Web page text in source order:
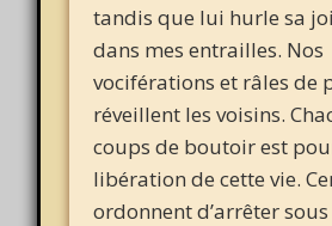
tandis que lui hurle sa
dans mes entrailles. Nos
vociférations et râles de
réveillent les voisins.
coups de boutoir est
libération de cette vie.
ordonnent d’arrêter